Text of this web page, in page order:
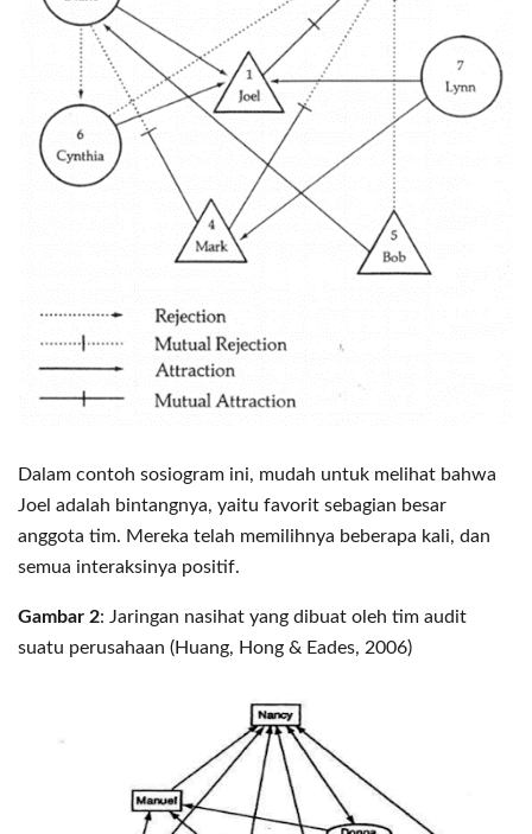
Dalam contoh sosiogram ini, mudah untuk melihat bahwa
Joel adalah bintangnya, yaitu favorit sebagian besar
anggota tim. Mereka telah memilihnya beberapa kali, dan
semua interaksinya positif.
Gambar 2: Jaringan nasihat yang dibuat oleh tim audit
suatu perusahaan (Huang, Hong & Eades, 2006)